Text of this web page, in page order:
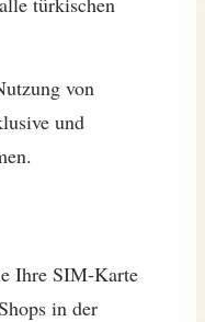
von
und
Ihre SIM-Karte
in der